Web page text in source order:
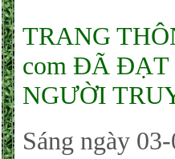
TRANG
com ĐÃ ĐẠT
NGƯỜI
Sáng ngày